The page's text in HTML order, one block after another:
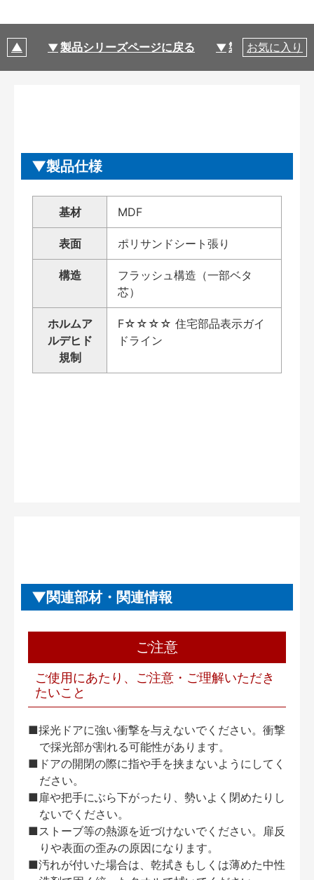
製品シリーズページに戻る 製品仕様
お気に入り
製品仕様
基材 MDF
表面 ポリサンドシート張り
構造
フラッシュ構造（一部ベタ
芯）
ホルムア
ルデヒド
規制
F☆☆☆☆ 住宅部品表示ガイ
ドライン
関連部材・関連情報
ご注意
ご使用にあたり、ご注意・ご理解いただき
たいこと
■採光ドアに強い衝撃を与えないでください。衝撃
で採光部が割れる可能性があります。
■ドアの開閉の際に指や手を挟まないようにしてく
ださい。
■扉や把手にぶら下がったり、勢いよく閉めたりし
ないでください。
■ストーブ等の熱源を近づけないでください。扉反
りや表面の歪みの原因になります。
■汚れが付いた場合は、乾拭きもしくは薄めた中性